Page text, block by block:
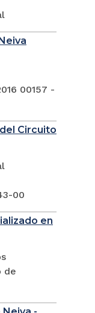
00157 -
Circuito
00
en
de